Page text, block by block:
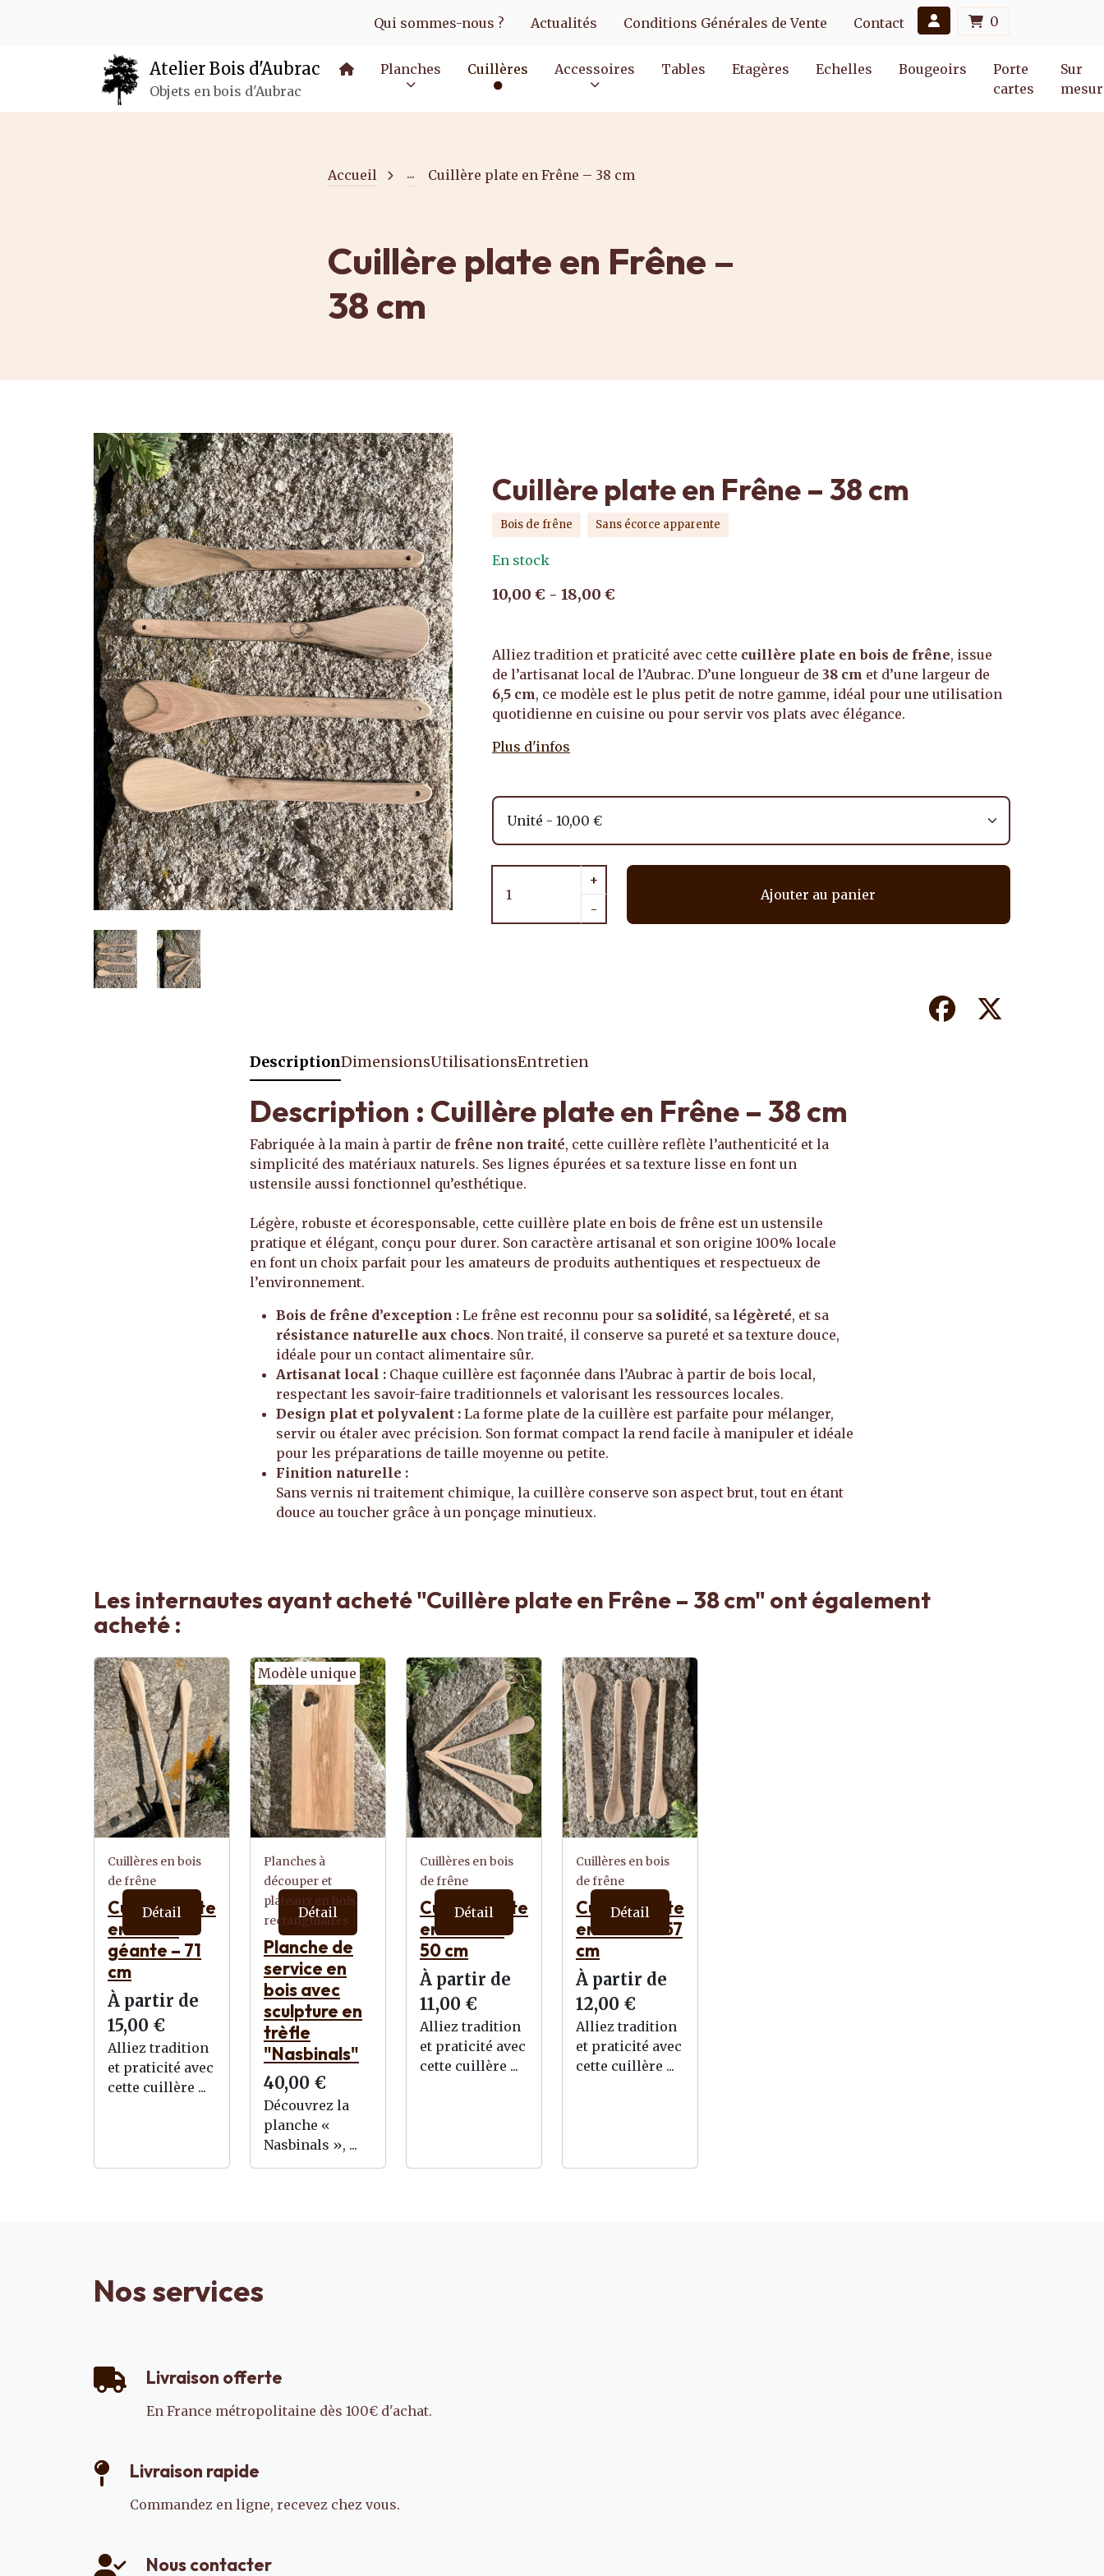
Qui sommes-nous ? Actualités Conditions Générales de Vente Contact 0
Atelier Bois d'Aubrac
Objets en bois d'Aubrac
Planches Cuillères Accessoires Tables Etagères Echelles Bougeoirs
Porte
cartes
Sur
Accueil ... Cuillère plate en Frêne – 38 cm
Cuillère plate en Frêne –
38 cm
Cuillère plate en Frêne – 38 cm
Bois de frêne Sans écorce apparente
En stock
10,00 € - 18,00 €
Alliez tradition et praticité avec cette cuillère plate en bois de frêne, issue
de l’artisanat local de l’Aubrac. D’une longueur de 38 cm et d’une largeur de
6,5 cm, ce modèle est le plus petit de notre gamme, idéal pour une utilisation
quotidienne en cuisine ou pour servir vos plats avec élégance.
Plus d'infos
+
-
Ajouter au panier
Facebook
DescriptionDimensionsUtilisationsEntretien
Description : Cuillère plate en Frêne – 38 cm
Fabriquée à la main à partir de frêne non traité, cette cuillère reflète l’authenticité et la
simplicité des matériaux naturels. Ses lignes épurées et sa texture lisse en font un
ustensile aussi fonctionnel qu’esthétique.
Légère, robuste et écoresponsable, cette cuillère plate en bois de frêne est un ustensile
pratique et élégant, conçu pour durer. Son caractère artisanal et son origine 100% locale
en font un choix parfait pour les amateurs de produits authentiques et respectueux de
l’environnement.
Bois de frêne d’exception : Le frêne est reconnu pour sa solidité, sa légèreté, et sa
résistance naturelle aux chocs. Non traité, il conserve sa pureté et sa texture douce,
idéale pour un contact alimentaire sûr.
Artisanat local : Chaque cuillère est façonnée dans l’Aubrac à partir de bois local,
respectant les savoir-faire traditionnels et valorisant les ressources locales.
Design plat et polyvalent : La forme plate de la cuillère est parfaite pour mélanger,
servir ou étaler avec précision. Son format compact la rend facile à manipuler et idéale
pour les préparations de taille moyenne ou petite.
Finition naturelle :
Sans vernis ni traitement chimique, la cuillère conserve son aspect brut, tout en étant
douce au toucher grâce à un ponçage minutieux.
Les internautes ayant acheté "Cuillère plate en Frêne – 38 cm" ont également
acheté :
Détail
Cuillères en bois
de frêne
Cuillère plate
en Frêne
géante – 71
cm
À partir de
15,00 €
Alliez tradition
et praticité avec
cette cuillère ...
Modèle unique
Détail
Planches à
découper et
plateaux en bois
rectangulaires
Planche de
service en
bois avec
sculpture en
trèfle
"Nasbinals"
40,00 €
Découvrez la
planche «
Nasbinals », ...
Détail
Cuillères en bois
de frêne
Cuillère plate
en Frêne –
50 cm
À partir de
11,00 €
Alliez tradition
et praticité avec
cette cuillère ...
Détail
Cuillères en bois
de frêne
Cuillère plate
en Frêne – 57
cm
À partir de
12,00 €
Alliez tradition
et praticité avec
cette cuillère ...
Nos services
Livraison offerte
En France métropolitaine dès 100€ d'achat.
Livraison rapide
Commandez en ligne, recevez chez vous.
Nous contacter